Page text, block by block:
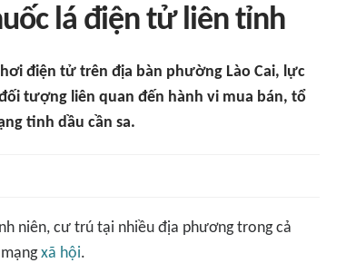
lá điện tử liên tỉnh
điện tử trên địa bàn phường Lào Cai, lực
tượng liên quan đến hành vi mua bán, tổ
tinh dầu cần sa.
niên, cư trú tại nhiều địa phương trong cả
xã hội.